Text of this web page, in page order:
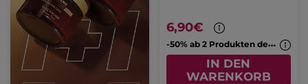
6,90€
-
50% ab 2 Produkten deiner Wahl
IN DEN
WARENKORB